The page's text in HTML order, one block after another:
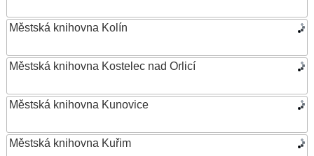
Městská knihovna Kolín
Městská knihovna Kostelec nad Orlicí
Městská knihovna Kunovice
Městská knihovna Kuřim